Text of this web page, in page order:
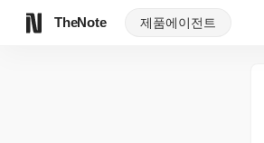
TheNote 제품에이전트